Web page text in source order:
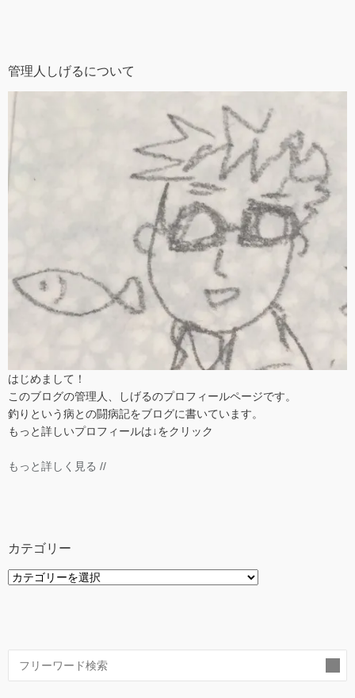
管理人しげるについて
はじめまして！
このブログの管理人、しげるのプロフィールページです。
釣りという病との闘病記をブログに書いています。
もっと詳しいプロフィールは↓をクリック
もっと詳しく見る //
カテゴリー
カ